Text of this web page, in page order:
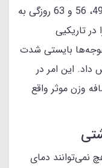
مرتبط می‌باشد. جوجه‌هایی که در سن 49، 56 و 63 روزگی به
تاریکیی
بایستی شدت
5 لوکس کاهش داد. این امر در
وزن موثر واقع
نمی‌توانند دمای